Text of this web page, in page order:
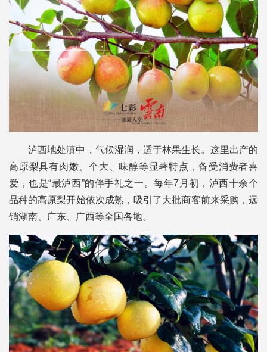
泸西地处滇中，气候湿润，适于林果生长。这里出产的
高原梨具有肉嫩、个大、味醇等显著特点，备受消费者喜
爱，也是“最泸西”的伴手礼之一。每年7月初，泸西十余个
品种的高原梨开始依次成熟，吸引了大批商客前来采购，远
销湖南、广东、广西等全国各地。